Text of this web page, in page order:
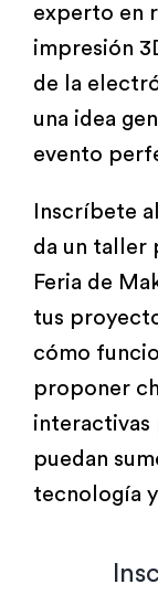
experto en
impresión
de la
una idea
evento
Inscríbete
da un taller
Feria de
tus
cómo
proponer
interactivas
puedan
tecnología